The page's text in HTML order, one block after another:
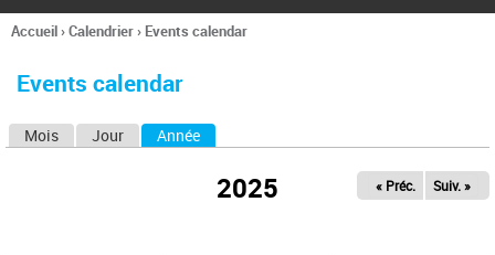
l
h
e
Vous
ici
Accueil›Calendrier› Events calendar
Events calendar
Mois Jour Année
2025 « Préc. Suiv. »